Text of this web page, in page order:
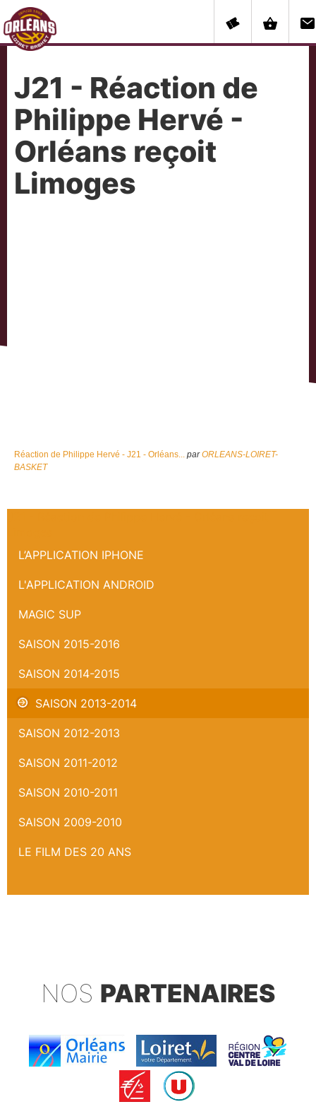
J21 - Réaction de
Philippe Hervé -
Orléans reçoit
Limoges
Réaction de Philippe Hervé - J21 - Orléans... parORLEANS-LOIRET-
BASKET
L’APPLICATION IPHONE
L'APPLICATION ANDROID
MAGIC SUP
SAISON 2015-2016
SAISON 2014-2015
SAISON 2013-2014
SAISON 2012-2013
SAISON 2011-2012
SAISON 2010-2011
SAISON 2009-2010
LE FILM DES 20 ANS
NOS PARTENAIRES